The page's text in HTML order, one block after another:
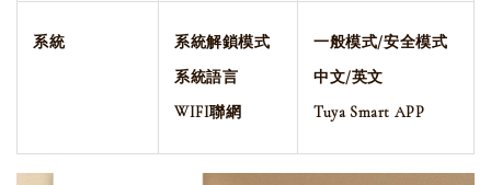
系統
系統解鎖模式
系統語言
WIFI聯網
一般模式/安全模式
中文/英文
Tuya Smart APP